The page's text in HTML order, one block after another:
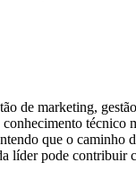
de marketing,
técnico
que o caminho
líder pode contribuir